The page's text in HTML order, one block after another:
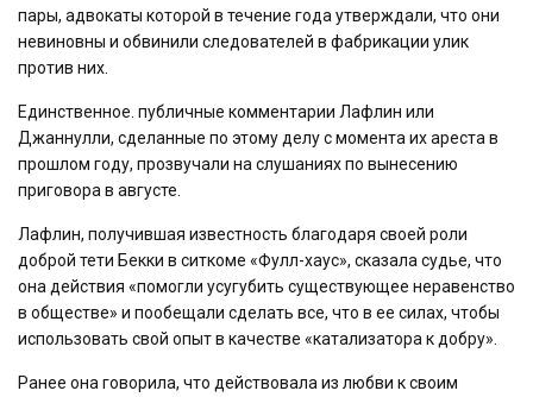
пары, адвокаты которой в течение года утверждали, что они
невиновны и обвинили следователей в фабрикации улик
против них.
Единственное. публичные комментарии Лафлин или
Джаннулли, сделанные по этому делу с момента их ареста в
прошлом году, прозвучали на слушаниях по вынесению
приговора в августе.
Лафлин, получившая известность благодаря своей роли
доброй тети Бекки в ситкоме «Фулл-хаус», сказала судье, что
она действия «помогли усугубить существующее неравенство
в обществе» и пообещали сделать все, что в ее силах, чтобы
использовать свой опыт в качестве «катализатора к добру».
Ранее она говорила, что действовала из любви к своим